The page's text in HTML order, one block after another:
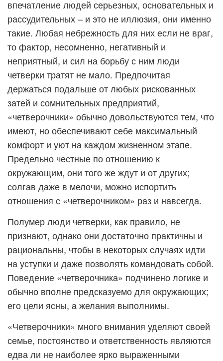
впечатление людей серьезных, основательных и
рассудительных – и это не иллюзия, они именно
такие. Любая небрежность для них если не враг,
то фактор, несомненно, негативный и
неприятный, и сил на борьбу с ним люди
четверки тратят не мало. Предпочитая
держаться подальше от любых рискованных
затей и сомнительных предприятий,
«четверочники» обычно довольствуются тем, что
имеют, но обеспечивают себе максимальный
комфорт и уют на каждом жизненном этапе.
Предельно честные по отношению к
окружающим, они того же ждут и от других;
солгав даже в мелочи, можно испортить
отношения с «четверочником» раз и навсегда.
Полумер люди четверки, как правило, не
признают, однако они достаточно практичны и
рациональны, чтобы в некоторых случаях идти
на уступки и даже позволять командовать собой.
Поведение «четверочника» подчинено логике и
обычно вполне предсказуемо для окружающих;
его цели ясны, а желания выполнимы.
«Четверочники» много внимания уделяют своей
семье, постоянство и ответственность являются
едва ли не наиболее ярко выраженными